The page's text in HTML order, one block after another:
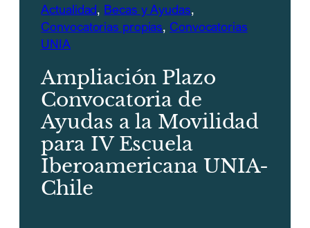
Actualidad, Becas y Ayudas
Convocatorias propias, Convocatorias
UNIA
Ampliación Plazo
Convocatoria de
Ayudas a la Movilidad
para IV Escuela
Iberoamericana UNIA-
Chile